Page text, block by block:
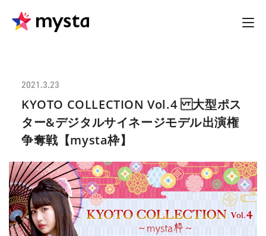
2021.3.23
KYOTO COLLECTION Vol.4 大型ポス
ター&デジタルサイネージモデル 出演権
争奪戦【mysta枠】